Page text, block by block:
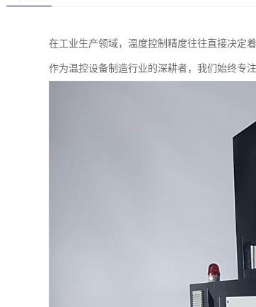
在工业生产领域，温度控制精度往往直接决定
作为温控设备制造行业的深耕者，我们始终专